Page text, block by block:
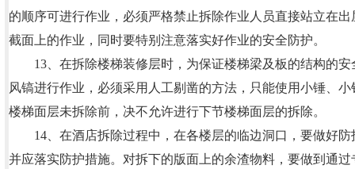
的顺序可进行作业，必须严格禁止拆除作业人员直接站立在
截面上的作业，同时要特别注意落实好作业的安全防护。
13、在拆除楼梯装修层时，为保证楼梯梁及板的结构的安
风镐进行作业，必须采用人工剔凿的方法，只能使用小锤、
楼梯面层未拆除前，决不允许进行下节楼梯面层的拆除。
14、在酒店拆除过程中，在各楼层的临边洞口，要做好防
并应落实防护措施。对拆下的版面上的余渣物料，要做到通